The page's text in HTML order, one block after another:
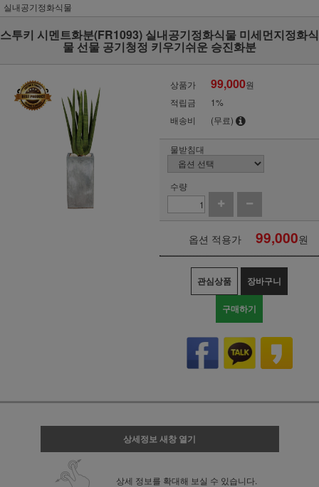
실내공기정화식물
스투키 시멘트화분(FR1093) 실내공기정화식물 미세먼지정화식
물 선물 공기청정 키우기쉬운 승진화분
상품가 99,000원
적립금
1%
배송비
(무료)
물받침대
수량
옵션 적용가 99,000원
관심상품 장바구니
구매하기
상세정보 새창 열기
상세 정보를 확대해 보실 수 있습니다.